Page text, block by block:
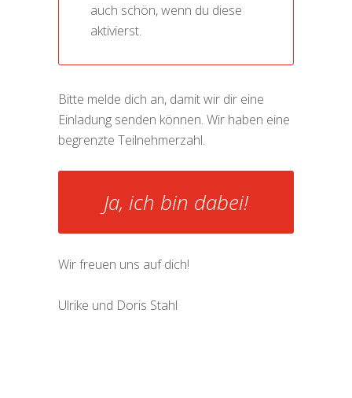
auch schön, wenn du diese
aktivierst.
Bitte melde dich an, damit wir dir eine
Einladung senden können. Wir haben eine
begrenzte Teilnehmerzahl.
Ja, ich bin dabei!
Wir freuen uns auf dich!
Ulrike und Doris Stahl